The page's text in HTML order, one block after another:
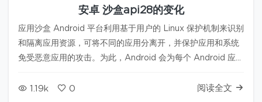
安卓 沙盒api28的变化
应用沙盒 Android 平台利用基于用户的 Linux 保护机制来识别
和隔离应用资源，可将不同的应用分离开，并保护应用和系统
免受恶意应用的攻击。为此，Android 会为每个 Android 应用
如下图: u0_a15..每个应用都对…
1.19k 0 阅读全文